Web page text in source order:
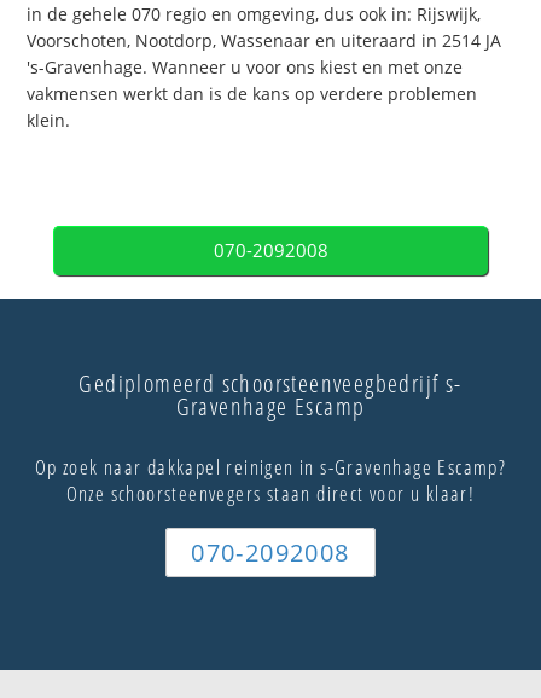
in de gehele 070 regio en omgeving, dus ook in: Rijswijk,
Voorschoten, Nootdorp, Wassenaar en uiteraard in 2514 JA
's-Gravenhage. Wanneer u voor ons kiest en met onze
vakmensen werkt dan is de kans op verdere problemen
klein.
070-2092008
Gediplomeerd schoorsteenveegbedrijf s-
Gravenhage Escamp
Op zoek naar dakkapel reinigen in s-Gravenhage Escamp?
Onze schoorsteenvegers staan direct voor u klaar!
070-2092008